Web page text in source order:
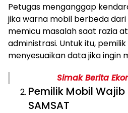
Petugas menganggap
jika warna mobil berbeda dari
memicu masalah saat razia
administrasi. Untuk itu,
menyesuaikan data jika ingin
Simak Berita
Pemilik Mobil
SAMSAT